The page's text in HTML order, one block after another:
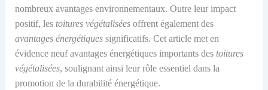
nombreux avantages environnementaux. Outre leur impact
positif, les toitures végétaliséesoffrent également des
avantages énergétiquessignificatifs. Cet article met en
évidence neuf avantages énergétiques importants des toitures
végétalisées, soulignant ainsi leur rôle essentiel dans la
promotion de la durabilité énergétique.